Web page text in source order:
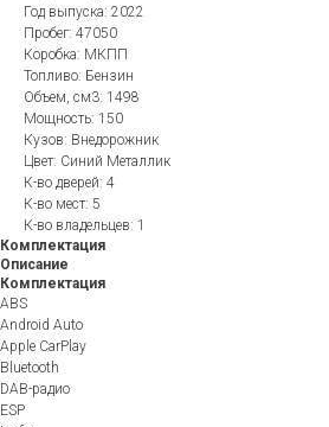
Год выпуска: 2022
Пробег: 47050
Коробка: МКПП
Топливо: Бензин
Объем, см3: 1498
Мощность: 150
Кузов: Внедорожник
Цвет: Синий Металлик
К-во дверей: 4
К-во мест: 5
К-во владельцев: 1
Комплектация
Описание
Комплектация
ABS
Android Auto
Apple CarPlay
Bluetooth
DAB-радио
ESP